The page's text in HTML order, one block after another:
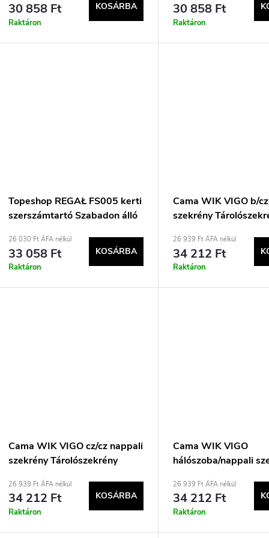
30 858 Ft
Raktáron
KOSÁRBA 30 858 Ft
Raktáron
Topeshop REGAŁ FS005 kerti
szerszámtartó Szabadon álló
26 030 Ft ÁFA nélkül
33 058 Ft
Raktáron
KOSÁRBA
Cama WIK VIGO b/
szekrény
26 939 Ft ÁFA nélkül
34 212 Ft
Raktáron
Cama WIK VIGO cz/cz nappali
szekrény Tárolószekrény
26 939 Ft ÁFA nélkül
34 212 Ft
Raktáron
KOSÁRBA
Cama WIK VIGO
hálószoba/nappali
26 939 Ft ÁFA nélkül
34 212 Ft
Raktáron